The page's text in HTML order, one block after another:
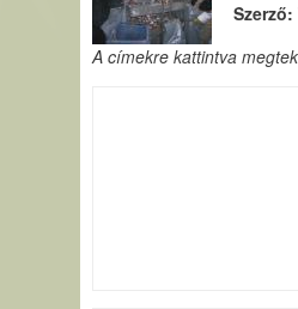
Szerző:
A címekre kattintva